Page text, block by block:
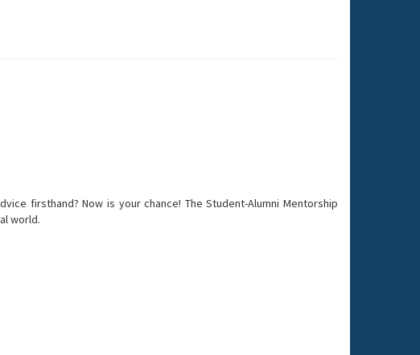
firsthand? Now is your chance! The Student-Alumni Mentorship
world.